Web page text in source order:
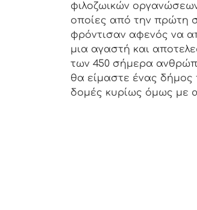
φιλοζωικών
οποίες από την πρώτη
φρόντισαν αφενός να
μια αγαστή και
των 450 σήμερα
θα είμαστε ένας δήμος
δομές κυρίως όμως με